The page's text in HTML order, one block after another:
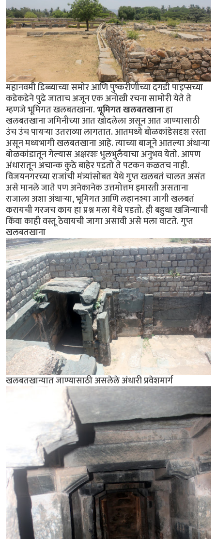
महानवमी डिब्ब्याच्या समोर आणि पुष्करीणीच्या दगडी पाइप्सच्या
कडेकडेने पुढे जाताच अजून एक अनोखी रचना सामोरी येते ते
म्हणजे भूमिगत खलबतखाना.भूमिगत खलबतखानाहा
खलबतखाना जमिनीच्या आत खोदलेला असून आत जाण्यासाठी
उंच उंच पायर्‍या उतराव्या लागतात. आतमध्ये बोळकांडेसदृश रस्ता
असून मध्यभागी खलबतखाना आहे. त्याच्या बाजूने आतल्या अंधार्‍या
बोळकांडातून गेल्यास अक्षरशः भुलभुलैयाचा अनुभव येतो. आपण
अंधारातून अचान्क कुठे बाहेर पडतो ते पटकन कळतच नाही.
विजयनगरच्या राजांची मंत्र्यांसोबत येथे गुप्त खलबतं चालत असंत
असे मानले जाते पण अनेकानेक उत्तमोत्तम इमारती असताना
राजाला अशा अंधार्‍या, भूमिगत आणि लहानश्या जागी खलबतं
करायची गरजच काय हा प्रश्न मला येथे पडतो. ही बहुधा खजिन्याची
किंवा काही वस्तू ठेवायची जागा असावी असे मला वाटते. गुप्त
खलबतखाना
खलबतखान्यात जाण्यासाठी असलेले अंधारी प्रवेशमार्ग